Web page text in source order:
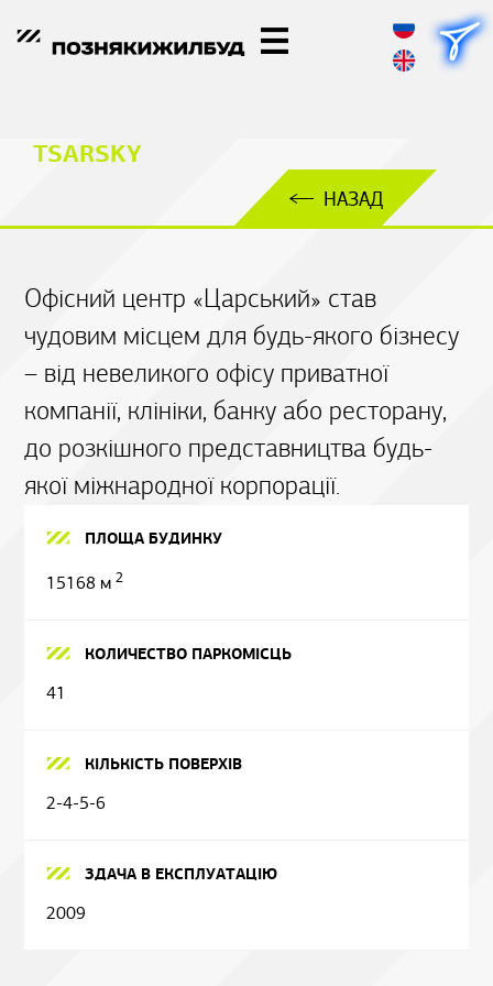
TSARSKY
НАЗАД
Офісний центр «Царський» став
чудовим місцем для будь-якого бізнесу
– від невеликого офісу приватної
компанії, клініки, банку або ресторану,
до розкішного представництва будь-
якої міжнародної корпорації.
ПЛОЩА БУДИНКУ
15168 м2
КОЛИЧЕСТВО ПАРКОМІСЦЬ
41
КІЛЬКІСТЬ ПОВЕРХІВ
2-4-5-6
ЗДАЧА В ЕКСПЛУАТАЦІЮ
2009